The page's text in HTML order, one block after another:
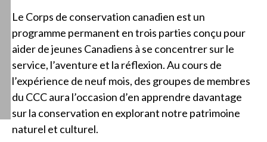
Le Corps de conservation canadien est un
programme permanent en trois parties conçu pour
aider de jeunes Canadiens à se concentrer sur le
service, l’aventure et la réflexion. Au cours de
l’expérience de neuf mois, des groupes de membres
du CCC aura l’occasion d’en apprendre davantage
sur la conservation en explorant notre patrimoine
naturel et culturel.